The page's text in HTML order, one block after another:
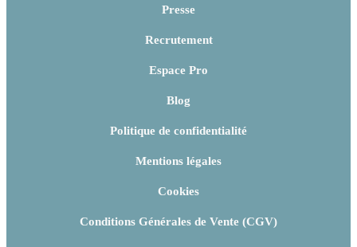
Presse
Recrutement
Espace Pro
Blog
Politique de confidentialité
Mentions légales
Cookies
Conditions Générales de Vente (CGV)